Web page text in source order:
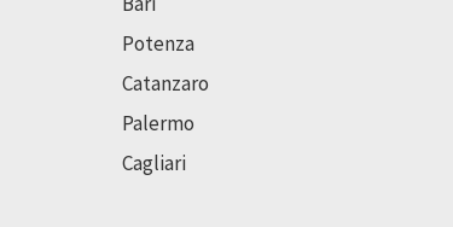
Potenza
Catanzaro
Palermo
Cagliari